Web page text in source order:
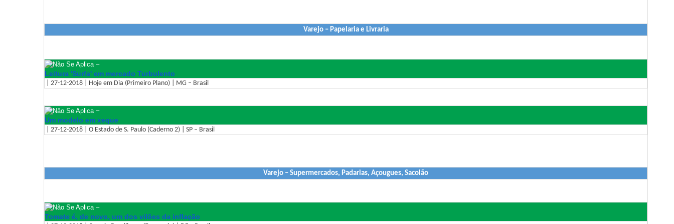
Varejo – Papelaria e Livraria
–
Leitura 'Surfa' em mercado Turbulento
| 27-12-2018 | Hoje em Dia (Primeiro Plano) | MG – Brasil
–
Um modelo em xeque
| 27-12-2018 | O Estado de S. Paulo (Caderno 2) | SP – Brasil
Varejo – Supermercados, Padarias, Açougues, Sacolão
–
Tomate é, de novo, um dos vilões da inflação